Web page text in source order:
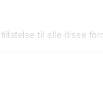
til alle disse